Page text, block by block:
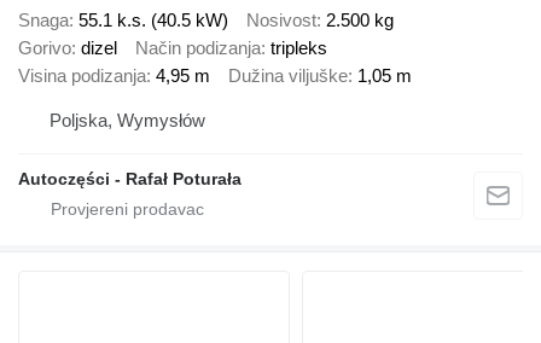
Snaga 55.1 k.s. (40.5 kW) Nosivost 2.500 kg
Gorivo dizel Način podizanja tripleks
Visina podizanja 4,95 m Dužina viljuške 1,05 m
Poljska, Wymysłów
Autoczęści - Rafał Poturała